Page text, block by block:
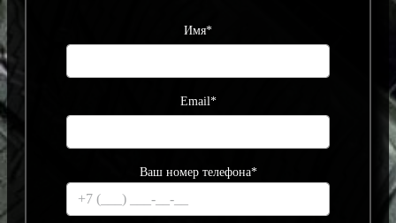
Имя*
Email*
Ваш номер телефона*